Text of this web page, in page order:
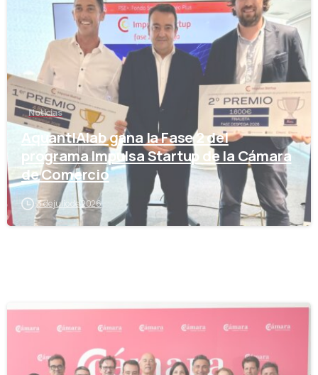
Noticias
AquantIAlab gana la Fase 2 del
programa Impulsa Startup de la Cámara
de Comercio
3 de julio de 2026